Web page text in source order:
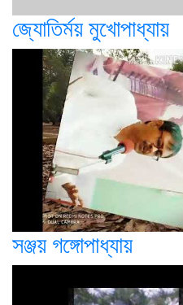
জ্যোতির্ময় মুখোপাধ্যায়
সঞ্জয় গঙ্গোপাধ্যায়